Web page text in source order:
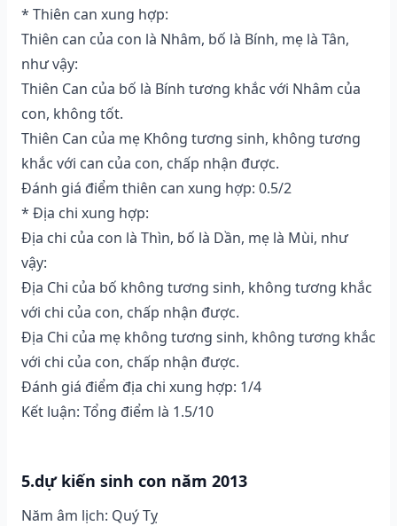
* Thiên can xung hợp:
Thiên can của con là Nhâm, bố là Bính, mẹ là Tân,
như vậy:
Thiên Can của bố là Bính tương khắc với Nhâm của
con, không tốt.
Thiên Can của mẹ Không tương sinh, không tương
khắc với can của con, chấp nhận được.
Đánh giá điểm thiên can xung hợp: 0.5/2
* Địa chi xung hợp:
Địa chi của con là Thìn, bố là Dần, mẹ là Mùi, như
vậy:
Địa Chi của bố không tương sinh, không tương khắc
với chi của con, chấp nhận được.
Địa Chi của mẹ không tương sinh, không tương khắc
với chi của con, chấp nhận được.
Đánh giá điểm địa chi xung hợp: 1/4
Kết luận: Tổng điểm là 1.5/10
5.dự kiến sinh con năm 2013
Năm âm lịch: Quý Tỵ